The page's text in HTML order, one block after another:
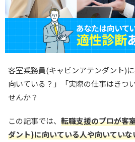
客室乗務員(キャビンアテンダント)
向いている？」「実際の仕事はきつ
せんか？
この記事では、 転職支援のプロが客
ダント)に向いている人や向いていな